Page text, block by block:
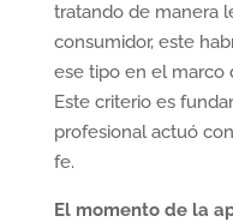
tratando de manera
consumidor, este
ese tipo en el marco
Este criterio es
profesional actuó
fe.
El momento de la